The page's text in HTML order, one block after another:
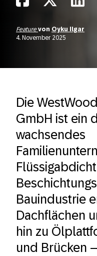
Featurevon Oyku Ilgar
4. November 2025
Die
GmbH ist ein
wachsendes
Bauindustrie
Dachflächen
hin zu
und Brücken